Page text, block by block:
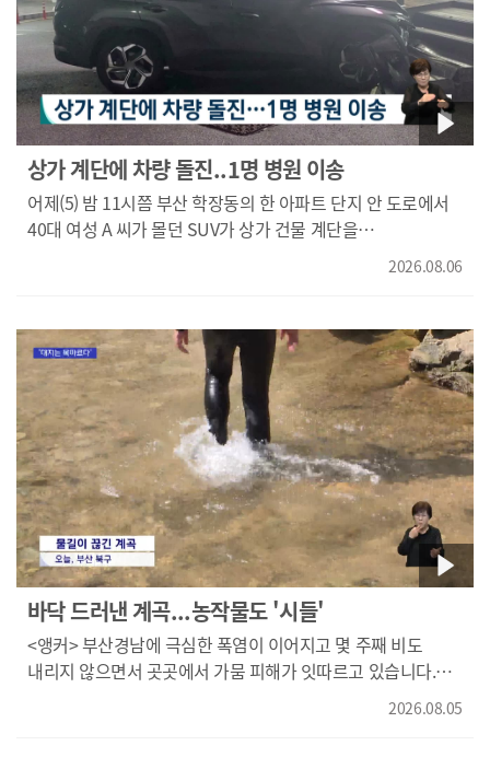
상가 계단에 차량 돌진..1명 병원 이송
어제(5) 밤 11시쯤 부산 학장동의 한 아파트 단지 안 도로에서
40대 여성 A 씨가 몰던 SUV가 상가 건물 계단을
놀라 주저앉으며 허리 등을 다쳐 병원으로 옮겨졌습니다.
블랙박스 등을 토대로 정확한 사고 경위를 조사하고 있습니다.
2026.08.06
바닥 드러낸 계곡...농작물도 '시들'
<앵커> 부산경남에 극심한 폭염이 이어지고 몇 주째 비도
내리지 않으면서 곳곳에서 가뭄 피해가 잇따르고 있습니다.
물이 흘러야 할 계곡은 바닥이 드러나고 농작물도 마른 땅2026.08.05